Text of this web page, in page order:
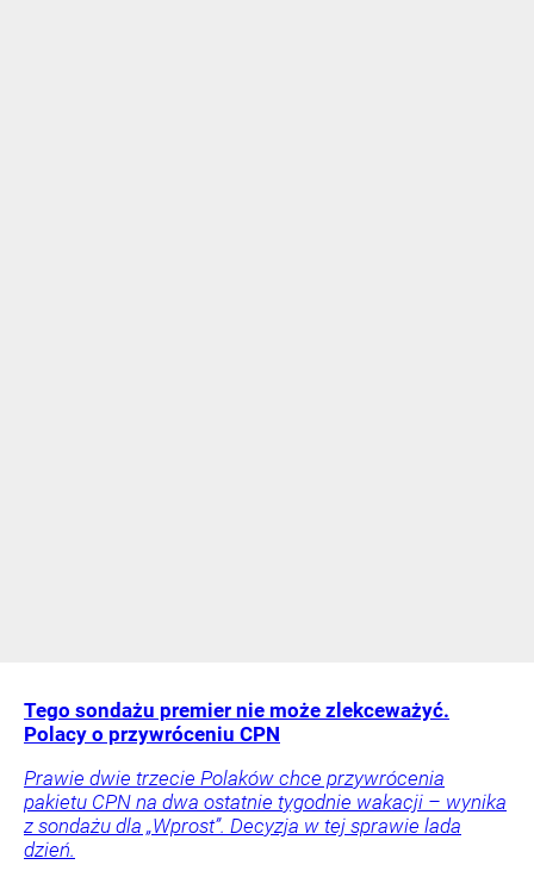
Tego sondażu premier nie może zlekceważyć.
Polacy o przywróceniu CPN
Prawie dwie trzecie Polaków chce przywrócenia
pakietu CPN na dwa ostatnie tygodnie wakacji – wynika
z sondażu dla „Wprost”. Decyzja w tej sprawie lada
dzień.